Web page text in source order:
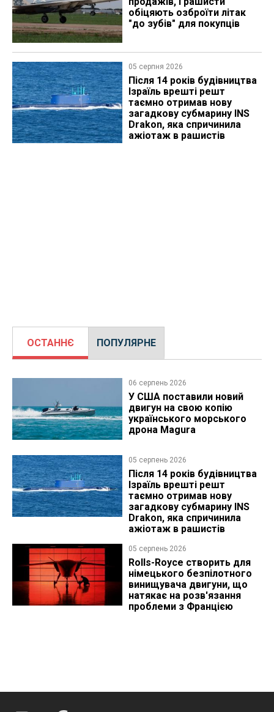
обіцяють озброїти літак
"до зубів" для покупців
05 серпня 2026
Після 14 років будівництва
Ізраїль врешті решт
таємно отримав нову
загадкову субмарину INS
Drakon, яка спричинила
ажіотаж в рашистів
ОСТАННЄ ПОПУЛЯРНЕ
06 серпень 2026
У США поставили новий
двигун на свою копію
українського морського
дрона Magura
05 серпень 2026
Після 14 років будівництва
Ізраїль врешті решт
таємно отримав нову
загадкову субмарину INS
Drakon, яка спричинила
ажіотаж в рашистів
05 серпень 2026
Rolls-Royce створить для
німецького безпілотного
винищувача двигуни, що
натякає на розв'язання
проблеми з Францією